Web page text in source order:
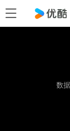
数